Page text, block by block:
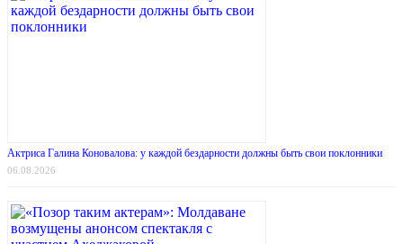
Актриса Галина Коновалова: у каждой бездарности должны быть свои поклонники
06.08.2026